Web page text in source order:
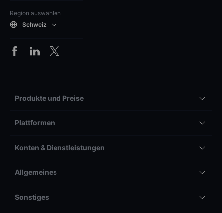
Region auswählen
Schweiz
Produkte und Preise
Plattformen
Konten & Dienstleistungen
Allgemeines
Sonstiges